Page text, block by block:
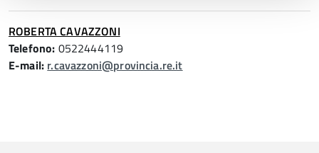
ROBERTA CAVAZZONI
Telefono: 0522444119
E-mail: r.cavazzoni@provincia.re.it